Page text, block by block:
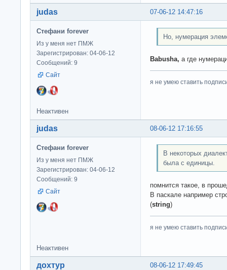
07-06-12 14:47:16
judas
Стефани forever
Из у меня нет ПМЖ
Зарегистрирован: 04-06-12
Сообщений: 9
Сайт
Но, нумерация
Babusha, а где
я не умею ставить
Неактивен
08-06-12 17:16:55
judas
Стефани forever
Из у меня нет ПМЖ
Зарегистрирован: 04-06-12
Сообщений: 9
Сайт
В некоторых
была с единицы.
помнится такое, в
В паскале например
(string)
я не умею ставить
Неактивен
08-06-12 17:49:45
дохтур